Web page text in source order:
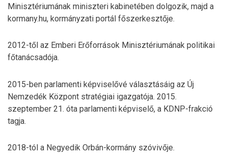
Minisztériumának miniszteri kabinetében dolgozik, majd a
kormany.hu, kormányzati portál főszerkesztője.
2012-től az Emberi Erőforrások Minisztériumának politikai
főtanácsadója.
2015-ben parlamenti képviselővé választásáig az Új
Nemzedék Központ stratégiai igazgatója. 2015.
szeptember 21. óta parlamenti képviselő, a KDNP-frakció
tagja.
2018-tól a Negyedik Orbán-kormány szóvivője.